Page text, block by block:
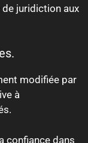
juridiction aux
modifiée par
à
confiance dans